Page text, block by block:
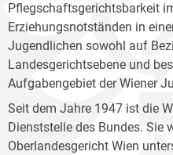
Pflegschaftsgerichtsbarkeit
Erziehungsnotständen in
Jugendlichen sowohl auf
Landesgerichtsebene und
Aufgabengebiet der Wiener
Seit dem Jahre 1947 ist die
Dienststelle des Bundes. Sie
Oberlandesgericht Wien